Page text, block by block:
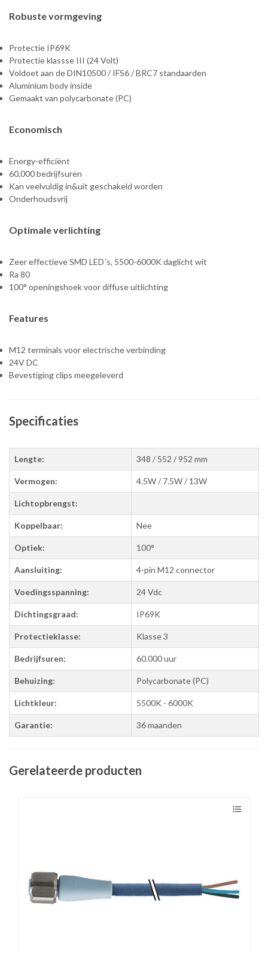
Robuste vormgeving
Protectie IP69K
Protectie klassse III (24 Volt)
Voldoet aan de DIN10500 / IFS6 / BRC7 standaarden
Aluminium body inside
Gemaakt van polycarbonate (PC)
Economisch
Energy-efficiënt
60,000 bedrijfsuren
Kan veelvuldig in&uit geschakeld worden
Onderhoudsvrij
Optimale verlichting
Zeer effectieve SMD LED´s, 5500-6000K daglicht wit
Ra 80
100° openingshoek voor diffuse uitlichting
Features
M12 terminals voor electrische verbinding
24V DC
Bevestiging clips meegeleverd
Specificaties
Lengte: 348 / 552 / 952 mm
Vermogen: 4.5W / 7.5W / 13W
Lichtopbrengst:
Koppelbaar: Nee
Optiek: 100°
Aansluiting: 4-pin M12 connector
Voedingsspanning: 24 Vdc
Dichtingsgraad: IP69K
Protectieklasse: Klasse 3
Bedrijfsuren: 60.000 uur
Behuizing: Polycarbonate (PC)
Lichtkleur: 5500K - 6000K
Garantie: 36 maanden
Gerelateerde producten